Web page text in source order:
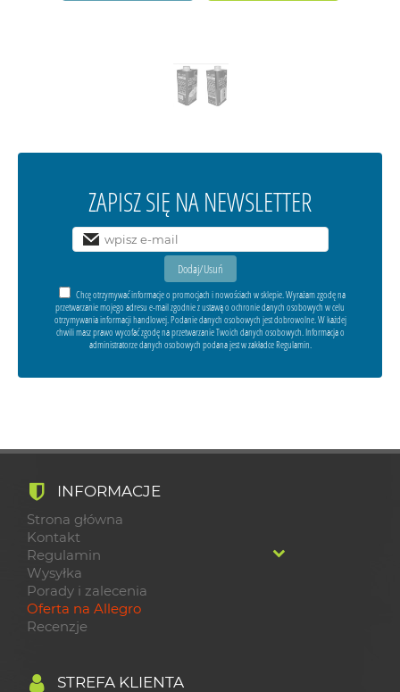
ZAPISZ SIĘ NA NEWSLETTER
Chcę otrzymywać informacje o promocjach i nowościach w sklepie. Wyrażam zgodę na
przetwarzanie mojego adresu e-mail zgodnie z ustawą o ochronie danych osobowych w celu
otrzymywania informacji handlowej. Podanie danych osobowych jest dobrowolne. W każdej
chwili masz prawo wycofać zgodę na przetwarzanie Twoich danych osobowych. Informacja o
administratorze danych osobowych podana jest w zakładce Regulamin.
INFORMACJE
Strona główna
Kontakt
Regulamin
Wysyłka
Porady i zalecenia
Oferta na Allegro
Recenzje
STREFA KLIENTA